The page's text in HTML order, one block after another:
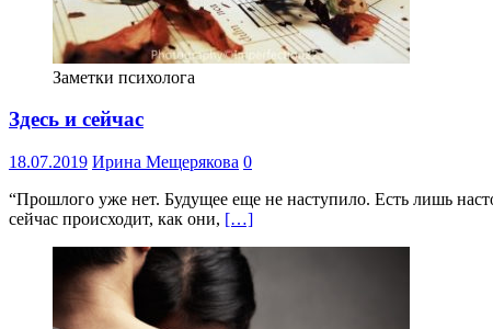
Заметки психолога
Здесь и сейчас
18.07.2019 Ирина Мещерякова 0
“Прошлого уже нет. Будущее еще не наступило. Есть лишь
сейчас происходит, как они, […]